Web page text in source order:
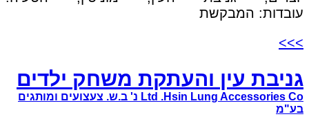
עובדות: המבקשת
>>>
גניבת עין והעתקת משחק ילדים
Ltd .Hsin Lung Accessories Co נ' ב.ש. צעצועים ומותגים
בע"מ